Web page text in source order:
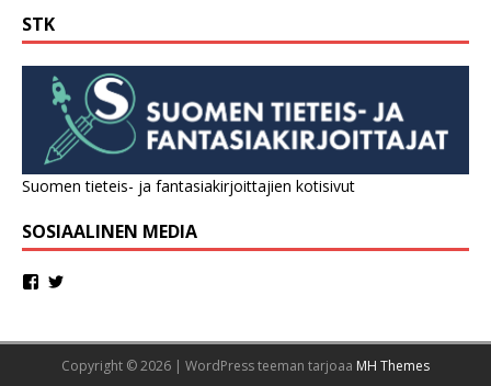
STK
Suomen tieteis- ja fantasiakirjoittajien kotisivut
SOSIAALINEN MEDIA
Copyright © 2026 | WordPress teeman tarjoaa MH Themes